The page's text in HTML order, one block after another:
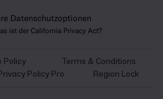
Datenschutzoptionen
ist der California Privacy Act?
Policy
Terms & Conditions
Policy Pro Region Lock